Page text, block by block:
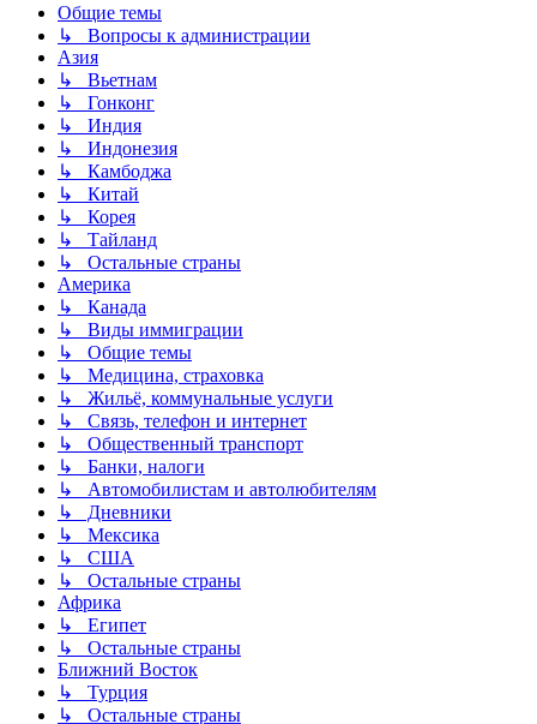
Общие темы
↳ Вопросы к администрации
Азия
↳ Вьетнам
↳ Гонконг
↳ Индия
↳ Индонезия
↳ Камбоджа
↳ Китай
↳ Корея
↳ Тайланд
↳ Остальные страны
Америка
↳ Канада
↳ Виды иммиграции
↳ Общие темы
↳ Медицина, страховка
↳ Жильё, коммунальные услуги
↳ Связь, телефон и интернет
↳ Общественный транспорт
↳ Банки, налоги
↳ Автомобилистам и автолюбителям
↳ Дневники
↳ Мексика
↳ США
↳ Остальные страны
Африка
↳ Египет
↳ Остальные страны
Ближний Восток
↳ Турция
↳ Остальные страны